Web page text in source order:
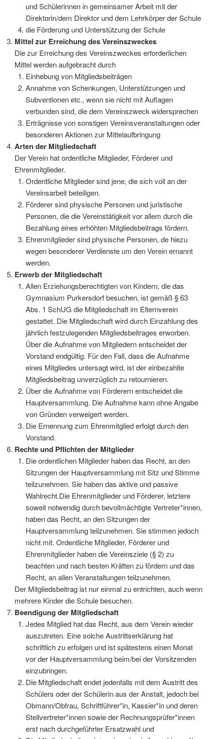
und Schülerinnen in gemeinsamer Arbeit mit der
Direktorin/dem Direktor und dem Lehrkörper der Schule
die Förderung und Unterstützung der Schule
Mittel zur Erreichung des Vereinszweckes
Die zur Erreichung des Vereinszweckes erforderlichen
Mittel werden aufgebracht durch
Einhebung von Mitgliedsbeiträgen
Annahme von Schenkungen, Unterstützungen und
Subventionen etc., wenn sie nicht mit Auflagen
verbunden sind, die dem Vereinszweck widersprechen
Erträgnisse von sonstigen Vereinsveranstaltungen oder
besonderen Aktionen zur Mittelaufbringung
Arten der Mitgliedschaft
Der Verein hat ordentliche Mitglieder, Förderer und
Ehrenmitglieder.
Ordentliche Mitglieder sind jene, die sich voll an der
Vereinsarbeit beteiligen.
Förderer sind physische Personen und juristische
Personen, die die Vereinstätigkeit vor allem durch die
Bezahlung eines erhöhten Mitgliedsbeitrags fördern.
Ehrenmitglieder sind physische Personen, de hiezu
wegen besonderer Verdienste um den Verein ernannt
werden.
Erwerb der Mitgliedschaft
Allen Erziehungsberechtigten von Kindern, die das
Gymnasium Purkersdorf besuchen, ist gemäß § 63
Abs. 1 SchUG die Mitgliedschaft im Elternverein
gestattet. Die Mitgliedschaft wird durch Einzahlung des
jährlich festzulegenden Mitgliedsbeitrages erworben.
Über die Aufnahme von Mitgliedern entscheidet der
Vorstand endgültig. Für den Fall, dass die Aufnahme
eines Mitgliedes untersagt wird, ist der einbezahlte
Mitgliedsbeitrag unverzüglich zu retournieren.
Über die Aufnahme von Förderern entscheidet die
Hauptversammlung. Die Aufnahme kann ohne Angabe
von Gründen verweigert werden.
Die Ernennung zum Ehrenmitglied erfolgt durch den
Vorstand.
Rechte und Pflichten der Mitglieder
Die ordentlichen Mitglieder haben das Recht, an den
Sitzungen der Hauptversammlung mit Sitz und Stimme
teilzunehmen. Sie haben das aktive und passive
Wahlrecht.Die Ehrenmitglieder und Förderer, letztere
soweit notwendig durch bevollmächtigte Vertreter*innen,
haben das Recht, an den Sitzungen der
Hauptversammlung teilzunehmen. Sie stimmen jedoch
nicht mit. Ordentliche Mitglieder, Förderer und
Ehrenmitglieder haben die Vereinsziele (§ 2) zu
beachten und nach besten Kräften zu fördern und das
Recht, an allen Veranstaltungen teilzunehmen.
Der Mitgliedsbeitrag ist nur einmal zu entrichten, auch wenn
mehrere Kinder die Schule besuchen.
Beendigung der Mitgliedschaft
Jedes Mitglied hat das Recht, aus dem Verein wieder
auszutreten. Eine solche Austrittserklärung hat
schriftlich zu erfolgen und ist spätestens einen Monat
vor der Hauptversammlung beim/bei der Vorsitzenden
einzubringen.
Die Mitgliedschaft endet jedenfalls mit dem Austritt des
Schülers oder der Schülerin aus der Anstalt, jedoch bei
Obmann/Obfrau, Schriftführer*in, Kassier*in und deren
Stellvertreter*innen sowie der Rechnungsprüfer*innen
erst nach durchgeführter Ersatzwahl und